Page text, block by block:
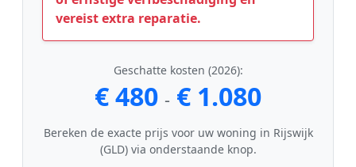
vereist extra reparatie.
Geschatte kosten (2026):
€ 480 - € 1.080
Bereken de exacte prijs voor uw woning in Rijswijk
(GLD) via onderstaande knop.